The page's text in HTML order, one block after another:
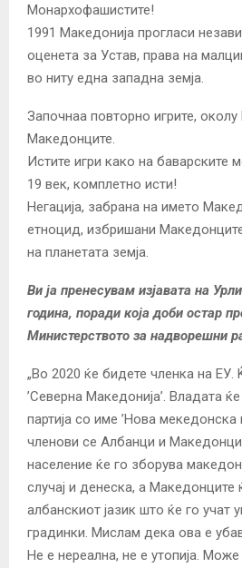
Монархофашистите!
1991 Македонија прогласи
оценета за Устав, права на
во ниту една западна земја.
Започнаа повторно игрите,
Македонците.
Истите игри како на баварските
19 век, комплетно исти!
Негација, забрана на името
етноцид, избришани
на планетата земја.
Ви ја пренесувам изјавата на
година, поради која доби остар
Министерството за надворешни
„Во 2020 ќе бидете членка на
’Северна Македонија’. Владата
партија со име ’Нова мекедонска
членови се Албанци и
население ќе го зборува
случај и денеска, а Македонците
албанскиот јазик што ќе го учат
градинки. Мислам дека ова е
Не е нереална, не е утопија.